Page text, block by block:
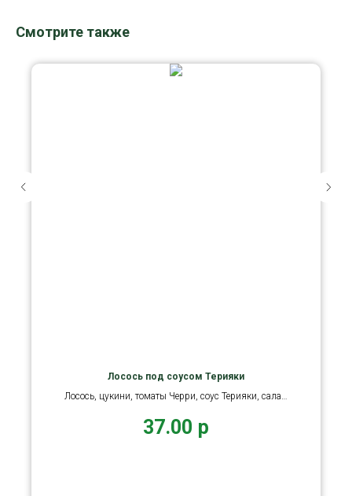
Смотрите также
Лосось под соусом Терияки
Лосось, цукини, томаты Черри, соус Терияки, салат,
37.00 р